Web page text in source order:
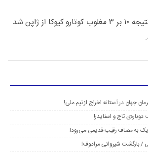
وی در این دیدار با نتیجه ۱۰ بر ۳ مغلوب کوتارو کیوکا از ژاپن شد
جهان در آستانه اخراج از تیم ملی!
تاج و اسنایدر!
به مصاف رقیب قدیمی می‌رود!
/ بازگشت شیروانی مرادوف!